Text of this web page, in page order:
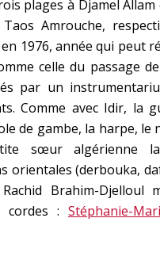
plages à Djamel
Amrouche,
1976, année qui peut
celle du passage
par un
Comme avec Idir, la
de gambe, la harpe, le
sœur algérienne la
orientales (derbouka,
Brahim-Djelloul
cordes : Stéphanie-